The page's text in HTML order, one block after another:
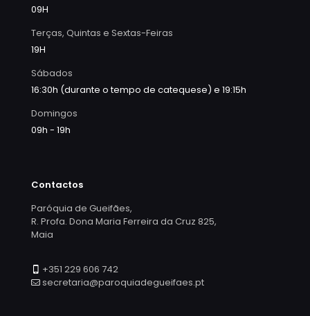
09H
Terças, Quintas e Sextas-Feiras
19H
Sábados
16:30h (durante o tempo de catequese) e 19:15h
Domingos
09h - 19h
Contactos
Paróquia de Gueifães,
R. Profa. Dona Maria Ferreira da Cruz 825,
Maia
+351 229 606 742
secretaria@paroquiadegueifaes.pt